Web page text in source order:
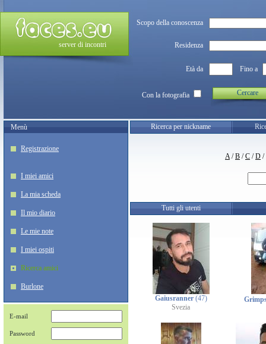
server di incontri
Scopo della conoscenza
Residenza
Età da Fino a
Con la fotografia Cercare
Menù
Registrazione
I miei amici
La mia scheda
Il mio diario
Le mie note
I miei ospiti
Ricerca amici
Burlone
E-mail
Password
Ricerca per nickname
A/B /C /D /
Tutti gli utenti
Gaiusranner (47)
Svezia